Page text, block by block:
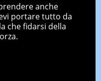
anche
portare tutto da
che fidarsi della